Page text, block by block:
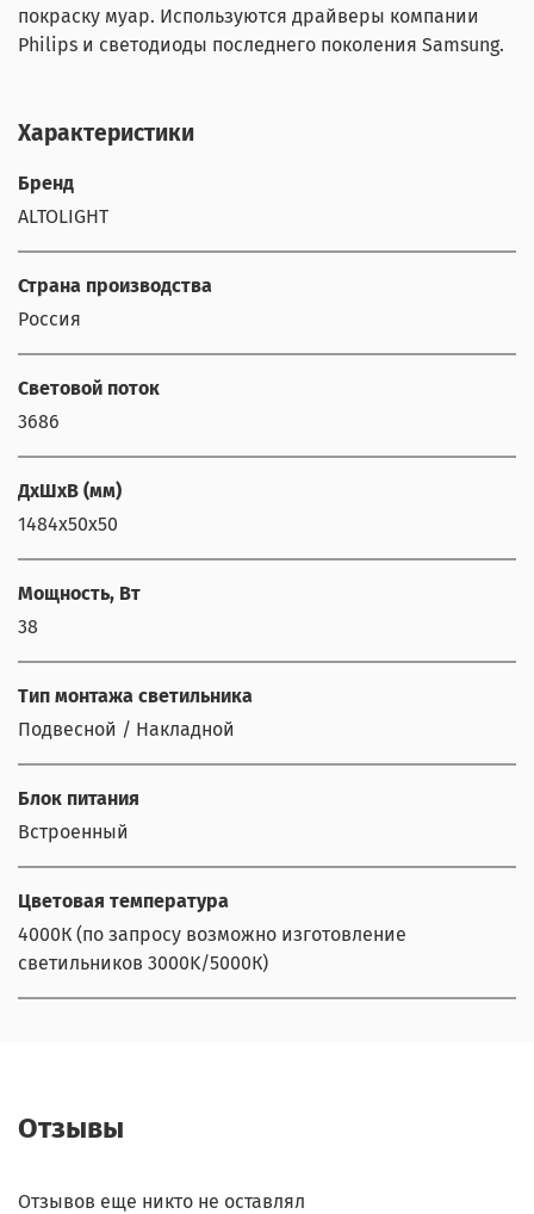
покраску муар. Используются драйверы компании
Philips и светодиоды последнего поколения Samsung.
Характеристики
Бренд
ALTOLIGHT
Страна производства
Россия
Световой поток
3686
ДхШхВ (мм)
1484x50x50
Мощность, Вт
38
Тип монтажа светильника
Подвесной / Накладной
Блок питания
Встроенный
Цветовая температура
4000К (по запросу возможно изготовление
светильников 3000K/5000К)
Отзывы
Отзывов еще никто не оставлял